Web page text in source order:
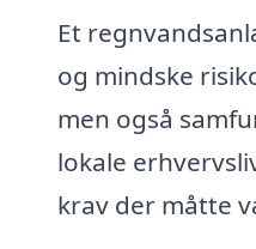
Et
og mindske
men også
lokale
krav der måtte